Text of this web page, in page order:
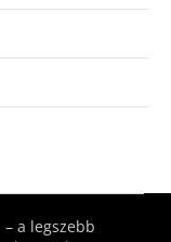
a legszebb